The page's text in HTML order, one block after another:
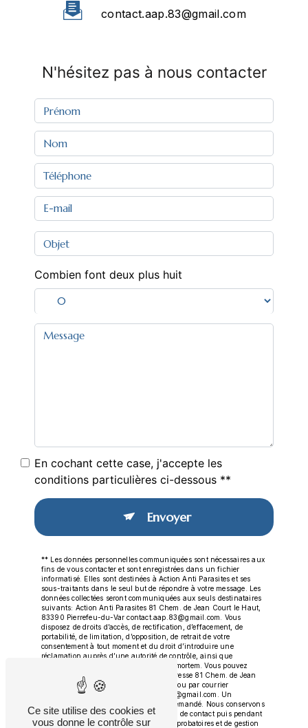
contact.aap.83@gmail.com
N'hésitez pas à nous contacter
Combien font deux plus huit
En cochant cette case, j'accepte les
conditions particulières ci-dessous **
Envoyer
** Les données personnelles communiquées sont nécessaires aux
fins de vous contacter et sont enregistrées dans un fichier
informatisé. Elles sont destinées à Action Anti Parasites et ses
sous-traitants dans le seul but de répondre à votre message. Les
données collectées seront communiquées aux seuls destinataires
suivants: Action Anti Parasites 81 Chem. de Jean Court le Haut,
83390 Pierrefeu-du-Var contact.aap.83@gmail.com. Vous
disposez de droits d’accès, de rectification, d’effacement, de
portabilité, de limitation, d’opposition, de retrait de votre
consentement à tout moment et du droit d’introduire une
réclamation auprès d’une autorité de contrôle, ainsi que
d’organiser le sort de vos données post-mortem. Vous pouvez
exercer ces droits par voie postale à l'adresse 81 Chem. de Jean
Court le Haut, 83390 Pierrefeu-du-Var ou par courrier
électronique à l'adresse contact.aap.83@gmail.com. Un
justificatif d'identité pourra vous être demandé. Nous conservons
vos données pendant la période de prise de contact puis pendant
la durée de prescription légale aux fins probatoires et de gestion
Ce site utilise des cookies et
vous donne le contrôle sur